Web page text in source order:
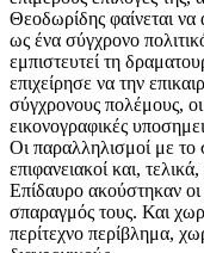
Θεοδωρίδης φαίνεται να
ως ένα σύγχρονο
εμπιστευτεί τη
επιχείρησε να την
σύγχρονους πολέμους,
εικονογραφικές
Οι παραλληλισμοί με το
επιφανειακοί και,
Επίδαυρο ακούστηκαν
σπαραγμός τους. Και
περίτεχνο περίβλημα,